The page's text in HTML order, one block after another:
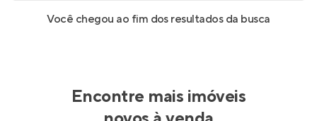
Você chegou ao fim dos resultados da busca
Encontre mais imóveis